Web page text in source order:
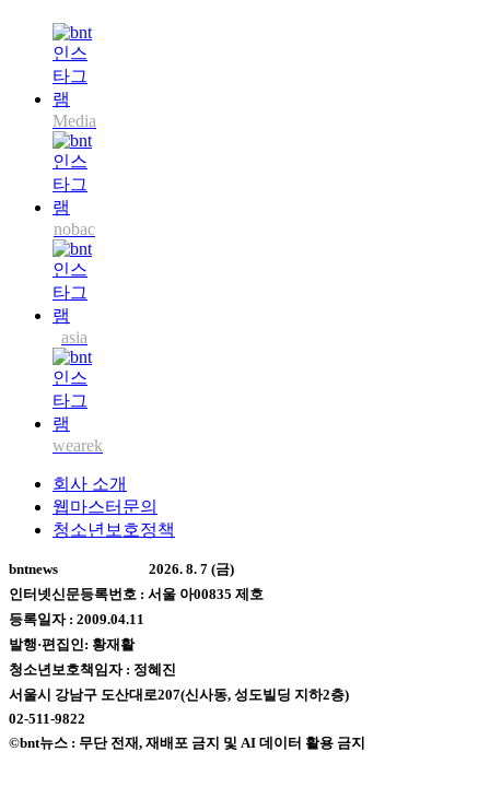
Media
nobac
asia
wearek
회사 소개
웹마스터문의
청소년보호정책
bntnews
2026. 8. 7 (금)
인터넷신문등록번호 : 서울 아00835 제호
등록일자 : 2009.04.11
발행·편집인: 황재활
청소년보호책임자 : 정혜진
서울시 강남구 도산대로207(신사동, 성도빌딩 지하2층)
02-511-9822
©bnt뉴스 : 무단 전재, 재배포 금지 및 AI 데이터 활용 금지